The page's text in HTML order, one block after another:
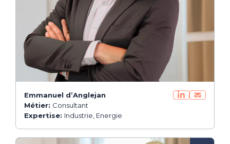
Emmanuel d’Anglejan
Métier: Consultant
Expertise: Industrie, Energie